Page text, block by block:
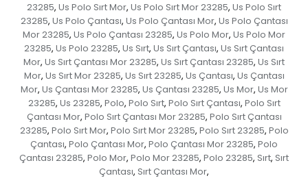
23285, Us Polo Sırt Mor, Us Polo Sırt Mor 23285, Us Polo Sırt
23285, Us Polo Çantası, Us Polo Çantası Mor, Us Polo Çantası
Mor 23285, Us Polo Çantası 23285, Us Polo Mor, Us Polo Mor
23285, Us Polo 23285, Us Sırt, Us Sırt Çantası, Us Sırt Çantası
Mor, Us Sırt Çantası Mor 23285, Us Sırt Çantası 23285, Us Sırt
Mor, Us Sırt Mor 23285, Us Sırt 23285, Us Çantası, Us Çantası
Mor, Us Çantası Mor 23285, Us Çantası 23285, Us Mor, Us Mor
23285, Us 23285, Polo, Polo Sırt, Polo Sırt Çantası, Polo Sırt
Çantası Mor, Polo Sırt Çantası Mor 23285, Polo Sırt Çantası
23285, Polo Sırt Mor, Polo Sırt Mor 23285, Polo Sırt 23285, Polo
Çantası, Polo Çantası Mor, Polo Çantası Mor 23285, Polo
Çantası 23285, Polo Mor, Polo Mor 23285, Polo 23285, Sırt, Sırt
Çantası, Sırt Çantası Mor,